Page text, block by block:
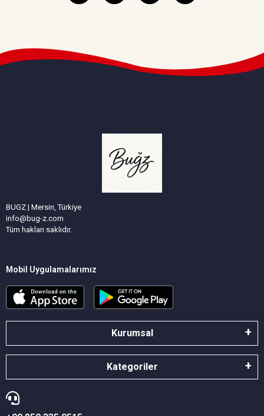
BUGZ | Mersin, Türkiye
info@bug-z.com
Tüm hakları saklıdır.
Mobil Uygulamalarımız
Kurumsal
Kategoriler